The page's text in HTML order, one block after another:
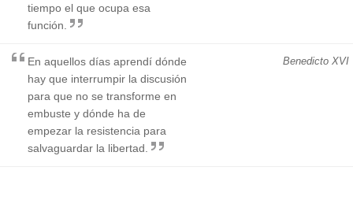
tiempo el que ocupa esa
función.
Benedicto XVI
En aquellos días aprendí dónde
hay que interrumpir la discusión
para que no se transforme en
embuste y dónde ha de
empezar la resistencia para
salvaguardar la libertad.